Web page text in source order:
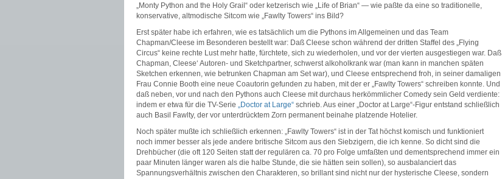
„Monty Python and the Holy Grail“ oder ketzerisch wie „Life of Brian“ — wie paßte da eine so traditionelle,
konservative, altmodische Sitcom wie „Fawlty Towers“ ins Bild?
Erst später habe ich erfahren, wie es tatsächlich um die Pythons im Allgemeinen und das Team
Chapman/Cleese im Besonderen bestellt war: Daß Cleese schon während der dritten Staffel des „Flying
Circus“ keine rechte Lust mehr hatte, fürchtete, sich zu wiederholen, und vor der vierten ausgestiegen war. Daß
Chapman, Cleese‘ Autoren- und Sketchpartner, schwerst alkoholkrank war (man kann in manchen späten
Sketchen erkennen, wie betrunken Chapman am Set war), und Cleese entsprechend froh, in seiner damaligen
Frau Connie Booth eine neue Coautorin gefunden zu haben, mit der er „Fawlty Towers“ schreiben konnte. Und
daß neben, vor und nach den Pythons auch Cleese mit durchaus herkömmlicher Comedy sein Geld verdiente:
indem er etwa für die TV-Serie „Doctor at Large“ schrieb. Aus einer „Doctor at Large“-Figur entstand schließlich
auch Basil Fawlty, der vor unterdrücktem Zorn permanent beinahe platzende Hotelier.
Noch später mußte ich schließlich erkennen: „Fawlty Towers“ ist in der Tat höchst komisch und funktioniert
noch immer besser als jede andere britische Sitcom aus den Siebzigern, die ich kenne. So dicht sind die
Drehbücher (die oft 120 Seiten statt der regulären ca. 70 pro Folge umfaßten und dementsprechend immer ein
paar Minuten länger waren als die halbe Stunde, die sie hätten sein sollen), so ausbalanciert das
Spannungsverhältnis zwischen den Charakteren, so brillant sind nicht nur der hysterische Cleese, sondern